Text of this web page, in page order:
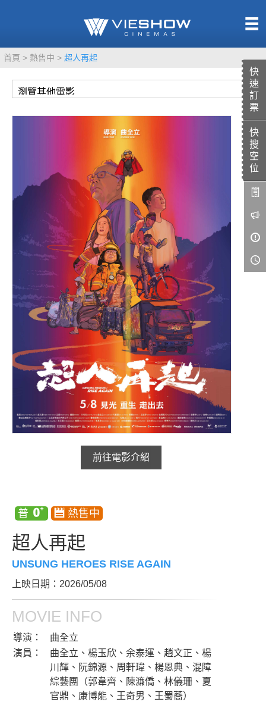
快
速
訂
票
快
搜
空
位
首頁 熱售中 超人再起
前往電影介紹
超人再起
UNSUNG HEROES RISE AGAIN
上映日期：2026/05/08
MOVIE INFO
導演：
曲全立
演員：
曲全立、楊玉欣、余泰運、趙文正、楊
川輝、阮錦源、周軒瑋、楊恩典、混障
綜藝團（郭韋齊、陳濂僑、林儀珊、夏
官鼎、康博能、王奇男、王蜀蕎）
TITAN SCREEN
4DX
VR 演唱會
GOLD CLASS
AD口述影像
LIVE演唱會
影城公告
影城活動
合作夥伴
商家介紹
加入iShow
會員Q&A